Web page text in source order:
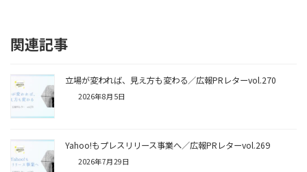
関連記事
立場が変われば、見え方も変わる／広報PRレターvol.270
2026年8月5日
Yahoo!もプレスリリース事業へ／広報PRレターvol.269
2026年7月29日